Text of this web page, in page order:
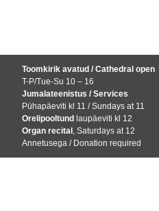
Toomkirik avatud / Cathedral open
T-P/Tue-Su 10 – 16
Jumalateenistus / Services
Pühapäeviti kl 11 / Sundays at 11
Orelipooltund laupäeviti kl 12
Organ recital , Saturdays at 12
Annetusega / Donation required